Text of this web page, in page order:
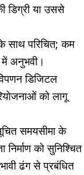
डिग्री या उससे
के साथ परिचित; कम
अनुभवी।
डिजिटल
को लागू
समयसीमा के
को सुनिश्चित
ढंग से प्रबंधित